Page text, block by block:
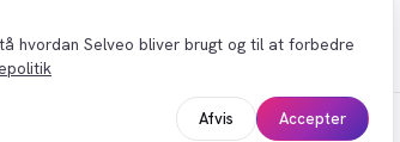
Driftstabilitet
hvordan Selveo bliver brugt og til at forbedre
Afvis Accepter